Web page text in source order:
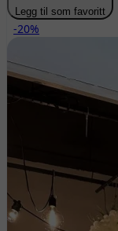
Legg til som favoritt
-20%